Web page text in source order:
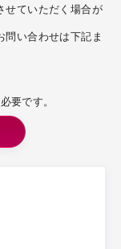
せていただく場合が
い合わせは下記ま
要です。